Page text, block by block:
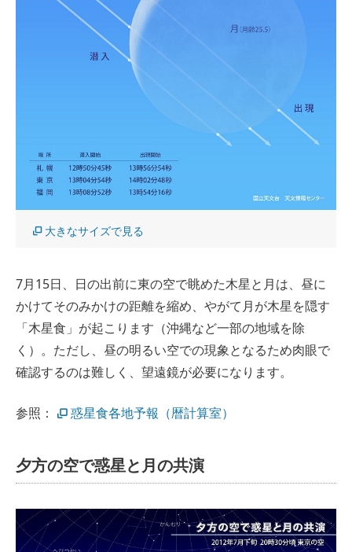
大きなサイズで見る
7月15日、日の出前に東の空で眺めた木星と月は、昼に
かけてそのみかけの距離を縮め、やがて月が木星を隠す
「木星食」が起こります（沖縄など一部の地域を除
く）。ただし、昼の明るい空での現象となるため肉眼で
確認するのは難しく、望遠鏡が必要になります。
参照： 惑星食各地予報（暦計算室）
夕方の空で惑星と月の共演